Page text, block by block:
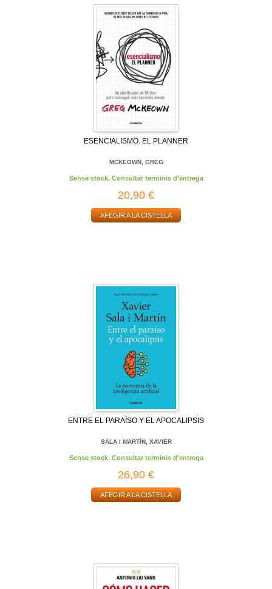
ESENCIALISMO. EL PLANNER
MCKEOWN, GREG
Sense stock. Consultar terminis d'entrega
20,90 €
AFEGIR A LA CISTELLA
ENTRE EL PARAÍSO Y EL APOCALIPSIS
SALA I MARTÍN, XAVIER
Sense stock. Consultar terminis d'entrega
26,90 €
AFEGIR A LA CISTELLA